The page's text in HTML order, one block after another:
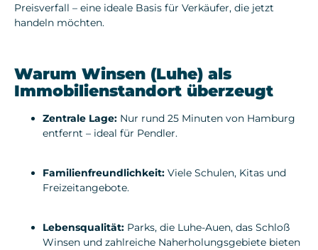
Preisverfall – eine ideale Basis für Verkäufer, die jetzt
handeln möchten.
Warum Winsen (Luhe) als
Immobilienstandort überzeugt
Zentrale Lage: Nur rund 25 Minuten von Hamburg
entfernt – ideal für Pendler.
Familienfreundlichkeit: Viele Schulen, Kitas und
Freizeitangebote.
Lebensqualität: Parks, die Luhe-Auen, das Schloß
Winsen und zahlreiche Naherholungsgebiete bieten